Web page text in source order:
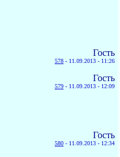
Гость
578 - 11.09.2013 - 11:26
Гость
579 - 11.09.2013 - 12:09
Гость
580 - 11.09.2013 - 12:34